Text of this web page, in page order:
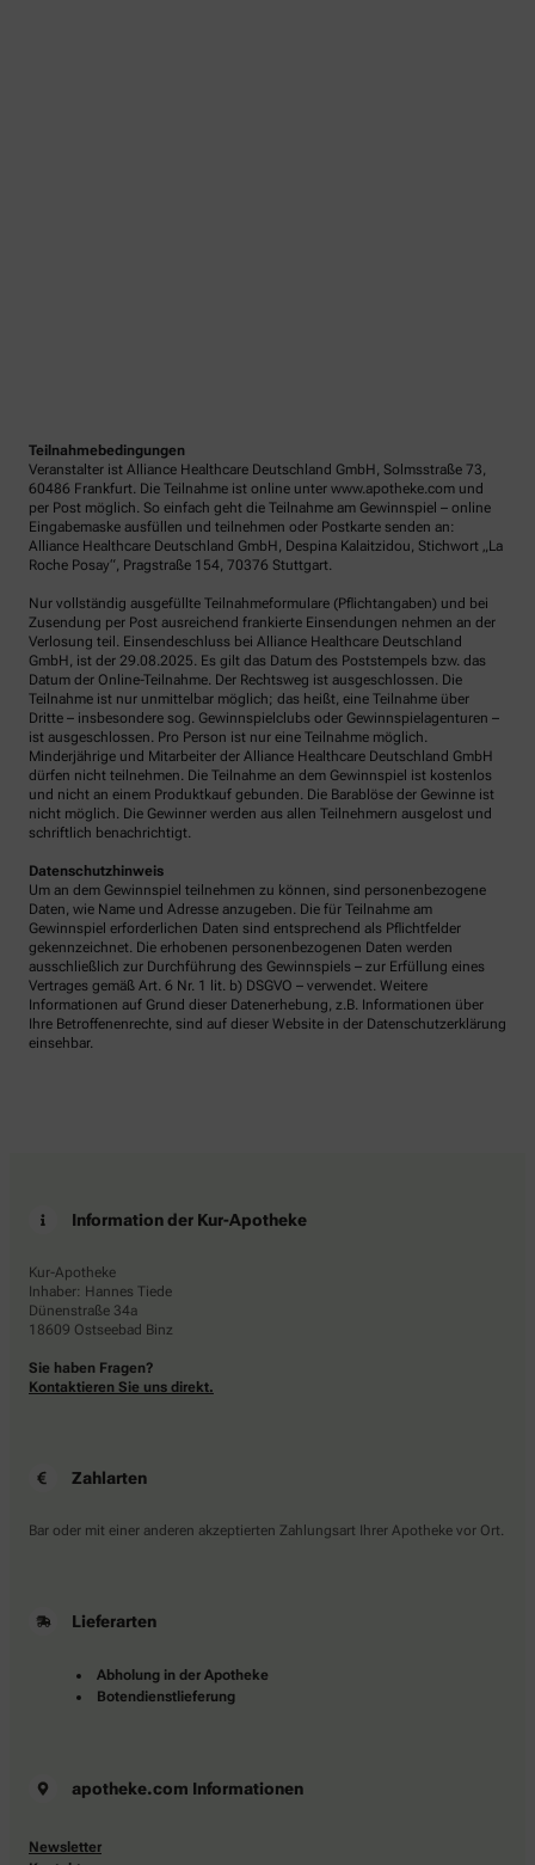
Teilnahmebedingungen
Veranstalter ist Alliance Healthcare Deutschland GmbH, Solmsstraße 73,
60486 Frankfurt. Die Teilnahme ist online unter www.apotheke.com und
per Post möglich. So einfach geht die Teilnahme am Gewinnspiel – online
Eingabemaske ausfüllen und teilnehmen oder Postkarte senden an:
Alliance Healthcare Deutschland GmbH, Despina Kalaitzidou, Stichwort „La
Roche Posay“, Pragstraße 154, 70376 Stuttgart.
Nur vollständig ausgefüllte Teilnahmeformulare (Pflichtangaben) und bei
Zusendung per Post ausreichend frankierte Einsendungen nehmen an der
Verlosung teil. Einsendeschluss bei Alliance Healthcare Deutschland
GmbH, ist der 29.08.2025. Es gilt das Datum des Poststempels bzw. das
Datum der Online-Teilnahme. Der Rechtsweg ist ausgeschlossen. Die
Teilnahme ist nur unmittelbar möglich; das heißt, eine Teilnahme über
Dritte – insbesondere sog. Gewinnspielclubs oder Gewinnspielagenturen –
ist ausgeschlossen. Pro Person ist nur eine Teilnahme möglich.
Minderjährige und Mitarbeiter der Alliance Healthcare Deutschland GmbH
dürfen nicht teilnehmen. Die Teilnahme an dem Gewinnspiel ist kostenlos
und nicht an einem Produktkauf gebunden. Die Barablöse der Gewinne ist
nicht möglich. Die Gewinner werden aus allen Teilnehmern ausgelost und
schriftlich benachrichtigt.
Datenschutzhinweis
Um an dem Gewinnspiel teilnehmen zu können, sind personenbezogene
Daten, wie Name und Adresse anzugeben. Die für Teilnahme am
Gewinnspiel erforderlichen Daten sind entsprechend als Pflichtfelder
gekennzeichnet. Die erhobenen personenbezogenen Daten werden
ausschließlich zur Durchführung des Gewinnspiels – zur Erfüllung eines
Vertrages gemäß Art. 6 Nr. 1 lit. b) DSGVO – verwendet. Weitere
Informationen auf Grund dieser Datenerhebung, z.B. Informationen über
Ihre Betroffenenrechte, sind auf dieser Website in der Datenschutzerklärung
einsehbar.
Information der Kur-Apotheke
Kur-Apotheke
Inhaber: Hannes Tiede
Dünenstraße 34a
18609 Ostseebad Binz
Sie haben Fragen?
Kontaktieren Sie uns direkt.
Zahlarten
Bar oder mit einer anderen akzeptierten Zahlungsart Ihrer Apotheke vor Ort.
Lieferarten
Abholung in der Apotheke
Botendienstlieferung
apotheke.com Informationen
Newsletter